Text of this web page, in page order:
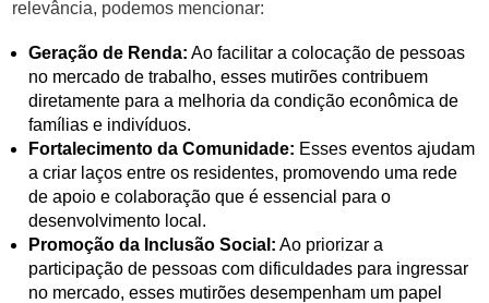
relevância, podemos mencionar:
Geração de Renda: Ao facilitar a colocação de pessoas
no mercado de trabalho, esses mutirões contribuem
diretamente para a melhoria da condição econômica de
famílias e indivíduos.
Fortalecimento da Comunidade: Esses eventos ajudam
a criar laços entre os residentes, promovendo uma rede
de apoio e colaboração que é essencial para o
desenvolvimento local.
Promoção da Inclusão Social: Ao priorizar a
participação de pessoas com dificuldades para ingressar
no mercado, esses mutirões desempenham um papel